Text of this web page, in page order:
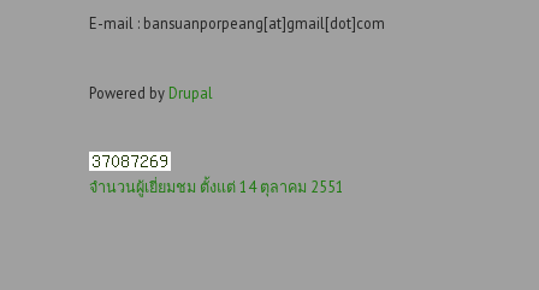
E-mail : bansuanporpeang[at]gmail[dot]com
Powered by Drupal
จำนวนผู้เยี่ยมชม ตั้งแต่ 14 ตุลาคม 2551